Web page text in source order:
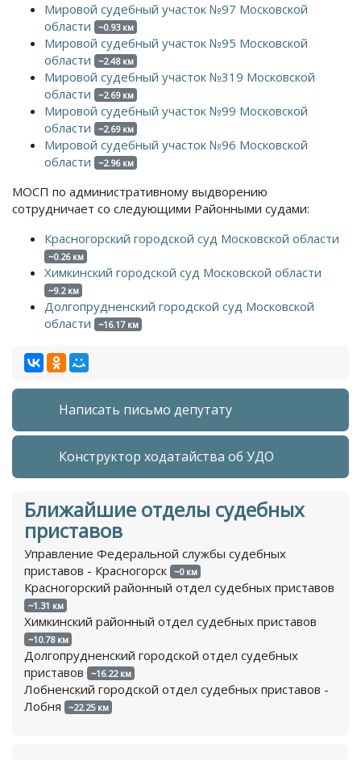
Мировой судебный участок №97 Московской
области
~0.93 км
Мировой судебный участок №95 Московской
области
~2.48 км
Мировой судебный участок №319 Московской
области
~2.69 км
Мировой судебный участок №99 Московской
области
~2.69 км
Мировой судебный участок №96 Московской
области
~2.96 км
МОСП по административному выдворению
сотрудничает со следующими Районными судами:
Красногорский городской суд Московской области
~0.26 км
Химкинский городской суд Московской области
~9.2 км
Долгопрудненский городской суд Московской
области
~16.17 км
Написать письмо депутату
Конструктор ходатайства об УДО
Ближайшие отделы судебных
приставов
Управление Федеральной службы судебных
приставов - Красногорск ~0 км
Красногорский районный отдел судебных приставов
~1.31 км
Химкинский районный отдел судебных приставов
~10.78 км
Долгопрудненский городской отдел судебных
приставов
~16.22 км
Лобненский городской отдел судебных приставов -
Лобня
~22.25 км